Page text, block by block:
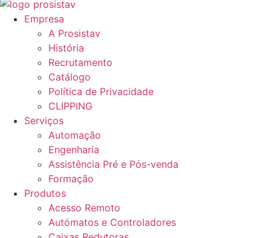
Empresa
A Prosistav
História
Recrutamento
Catálogo
Política de Privacidade
CLIPPING
Serviços
Automação
Engenharia
Assistência Pré e Pós-venda
Formação
Produtos
Acesso Remoto
Autómatos e Controladores